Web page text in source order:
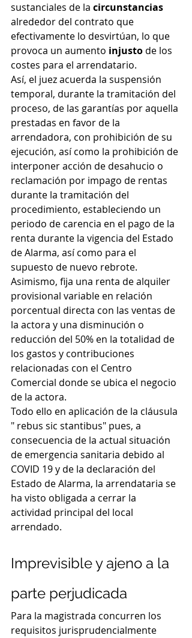
sustanciales de la circunstancias
alrededor del contrato que
efectivamente lo desvirtúan, lo que
provoca un aumento injusto de los
costes para el arrendatario.
Así, el juez acuerda la suspensión
temporal, durante la tramitación del
proceso, de las garantías por aquella
prestadas en favor de la
arrendadora, con prohibición de su
ejecución, así como la prohibición de
interponer acción de desahucio o
reclamación por impago de rentas
durante la tramitación del
procedimiento, estableciendo un
periodo de carencia en el pago de la
renta durante la vigencia del Estado
de Alarma, así como para el
supuesto de nuevo rebrote.
Asimismo, fija una renta de alquiler
provisional variable en relación
porcentual directa con las ventas de
la actora y una disminución o
reducción del 50% en la totalidad de
los gastos y contribuciones
relacionadas con el Centro
Comercial donde se ubica el negocio
de la actora.
Todo ello en aplicación de la cláusula
" rebus sic stantibus" pues, a
consecuencia de la actual situación
de emergencia sanitaria debido al
COVID 19 y de la declaración del
Estado de Alarma, la arrendataria se
ha visto obligada a cerrar la
actividad principal del local
arrendado.
Imprevisible y ajeno a la
parte perjudicada
Para la magistrada concurren los
requisitos jurisprudencialmente